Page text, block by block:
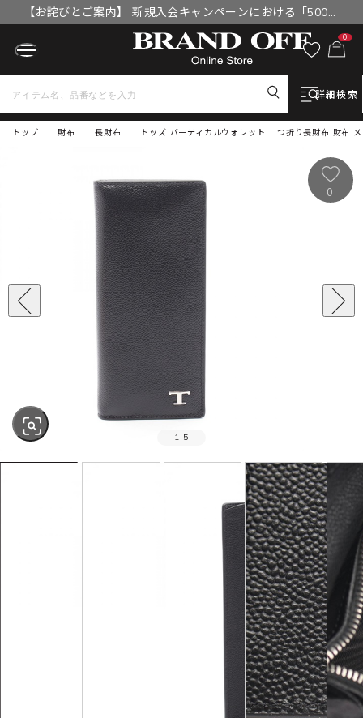
【お詫びとご案内】 新規入会キャンペーンにおける「500円
OFFクーポン」付与漏れと補填について
0
詳細検索
トップ トッズ バーティカルウォレット 二つ折り長財布 財布
財布 長財布
1 | 5
0